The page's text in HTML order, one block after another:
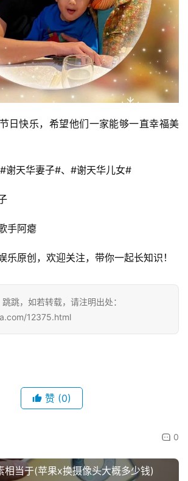
日快乐，希望他们一家能够一直幸福美
谢天华妻子#、#谢天华儿女#
手阿瘪
乐原创，欢迎关注，带你一起长知识！
跳，如若转载，请注明出处：
12375.html
赞 (0)
0
相当于(苹果x换摄像头大概多少钱)